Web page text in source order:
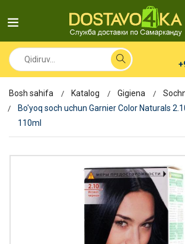
Bosh sahifa Katalog Gigiena
Bo'yoq soch uchun Garnier Color Naturals
110ml